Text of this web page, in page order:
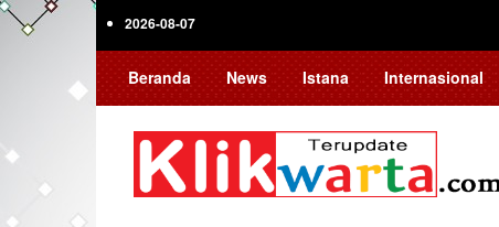
Skip
2026-08-07
Beranda News Istana Internasional